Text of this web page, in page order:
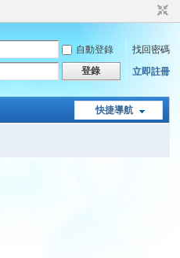
自動登錄
找回密碼
登錄 立即註冊
快捷導航